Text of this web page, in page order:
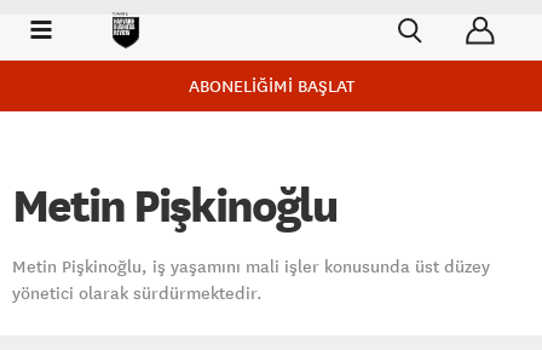
ABONELİĞİMİ BAŞLAT
Metin Pişkinoğlu
Metin Pişkinoğlu, iş yaşamını mali işler konusunda üst düzey
yönetici olarak sürdürmektedir.